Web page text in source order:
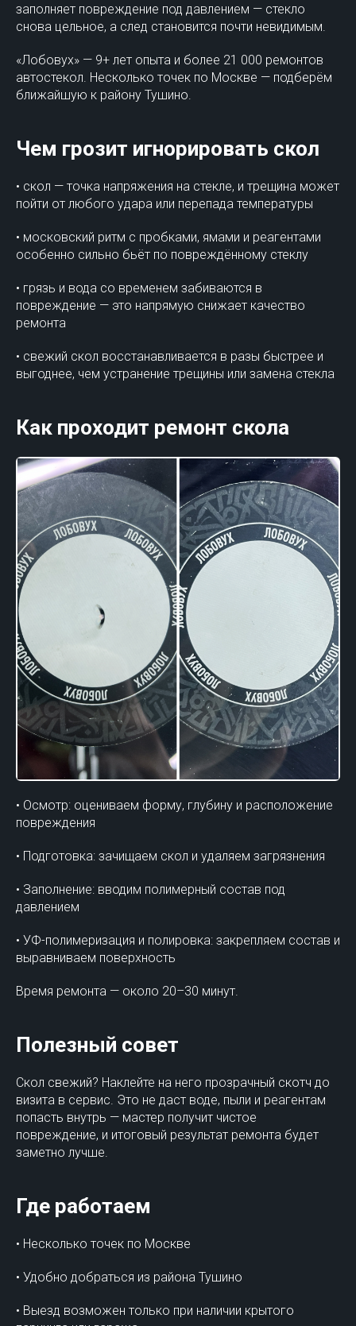
заполняет повреждение под давлением — стекло
снова цельное, а след становится почти невидимым.
«Лобовух» — 9+ лет опыта и более 21 000 ремонтов
автостекол. Несколько точек по Москве — подберём
ближайшую к району Тушино.
Чем грозит игнорировать скол
• скол — точка напряжения на стекле, и трещина может
пойти от любого удара или перепада температуры
• московский ритм с пробками, ямами и реагентами
особенно сильно бьёт по повреждённому стеклу
• грязь и вода со временем забиваются в
повреждение — это напрямую снижает качество
ремонта
• свежий скол восстанавливается в разы быстрее и
выгоднее, чем устранение трещины или замена стекла
Как проходит ремонт скола
• Осмотр: оцениваем форму, глубину и расположение
повреждения
• Подготовка: зачищаем скол и удаляем загрязнения
• Заполнение: вводим полимерный состав под
давлением
• УФ-полимеризация и полировка: закрепляем состав и
выравниваем поверхность
Время ремонта — около 20–30 минут.
Полезный совет
Скол свежий? Наклейте на него прозрачный скотч до
визита в сервис. Это не даст воде, пыли и реагентам
попасть внутрь — мастер получит чистое
повреждение, и итоговый результат ремонта будет
заметно лучше.
Где работаем
• Несколько точек по Москве
• Удобно добраться из района Тушино
• Выезд возможен только при наличии крытого